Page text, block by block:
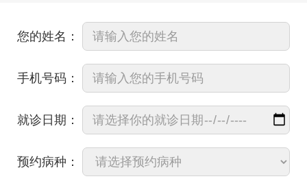
您的姓名：
手机号码：
就诊日期：
预约病种：